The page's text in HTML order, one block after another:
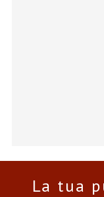
La tua